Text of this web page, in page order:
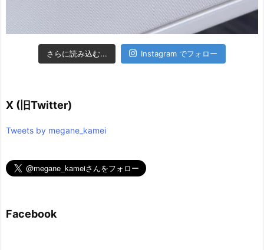
さらに読み込む... Instagram でフォロー
X (旧Twitter)
Tweets by megane_kamei
Facebook